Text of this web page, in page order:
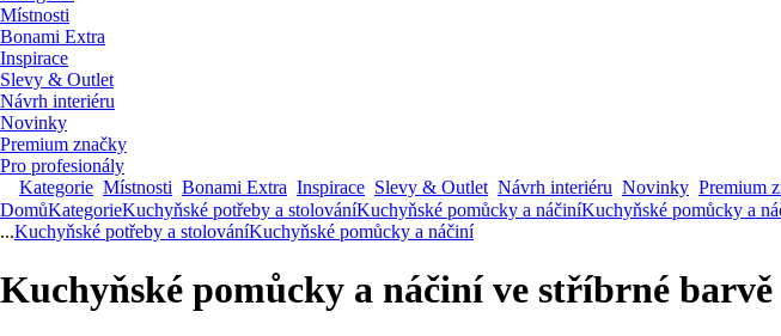
Místnosti
Bonami Extra
Inspirace
Slevy & Outlet
Návrh interiéru
Novinky
Premium značky
Pro profesionály
Kategorie Místnosti Bonami Extra Inspirace Slevy & Outlet Návrh interiéru Novinky Premium
DomůKategorieKuchyňské potřeby a stolováníKuchyňské pomůcky a náčiníKuchyňské pomůcky a
...Kuchyňské potřeby a stolováníKuchyňské pomůcky a náčiní
Kuchyňské pomůcky a náčiní ve stříbrné barvě